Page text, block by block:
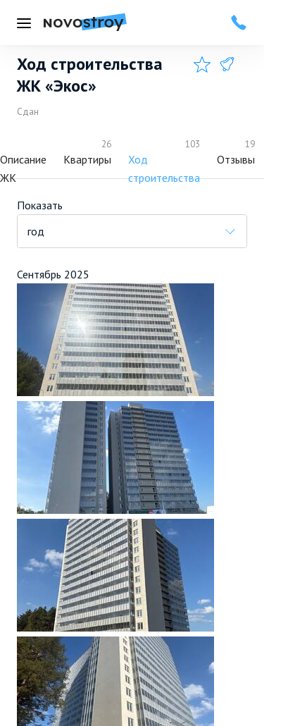
Меню
Ход строительства
ЖК «Экос»
Добавить в избранное
Подписаться
Сдан
Описание
ЖК
26
Квартиры
103
Ход
строительства
19
Отзывы
Показать
год
Сентябрь 2025